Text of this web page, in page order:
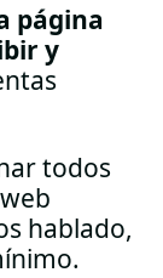
página
y
todos
hablado,